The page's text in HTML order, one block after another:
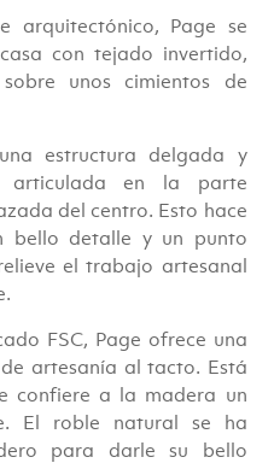
arquitectónico, Page se
con tejado invertido,
unos cimientos de
estructura delgada y
articulada en la parte
del centro. Esto hace
bello detalle y un punto
el trabajo artesanal
FSC, Page ofrece una
artesanía al tacto. Está
confiere a la madera un
El roble natural se ha
para darle su bello